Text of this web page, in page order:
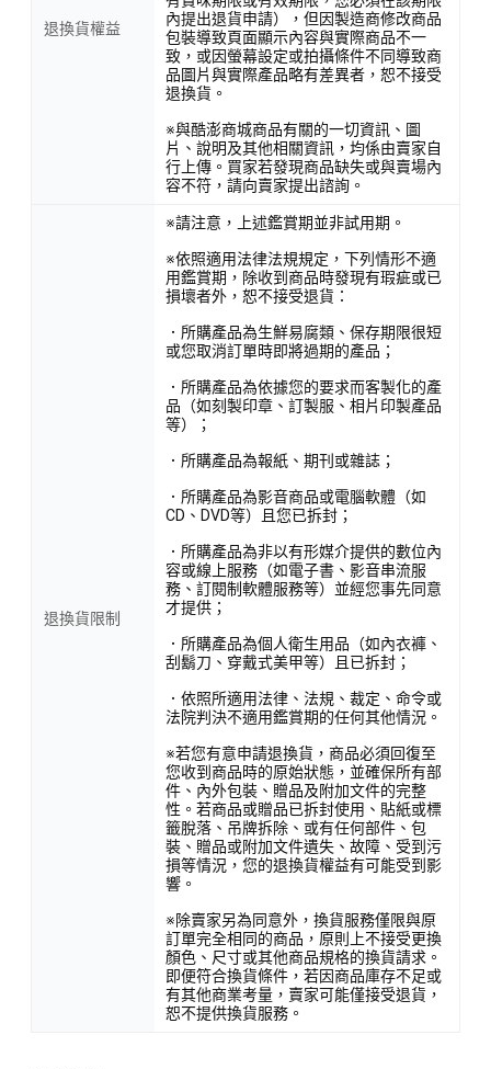
退換貨權益
內提出退貨申請），但因製造商修改商品
包裝導致頁面顯示內容與實際商品不一
致，或因螢幕設定或拍攝條件不同導致商
品圖片與實際產品略有差異者，恕不接受
退換貨。
※與酷澎商城商品有關的一切資訊、圖
片、說明及其他相關資訊，均係由賣家自
行上傳。買家若發現商品缺失或與賣場內
容不符，請向賣家提出諮詢。
退換貨限制
※請注意，上述鑑賞期並非試用期。
※依照適用法律法規規定，下列情形不適
用鑑賞期，除收到商品時發現有瑕疵或已
損壞者外，恕不接受退貨：
．所購產品為生鮮易腐類、保存期限很短
或您取消訂單時即將過期的產品；
．所購產品為依據您的要求而客製化的產
品（如刻製印章、訂製服、相片印製產品
等）；
．所購產品為報紙、期刊或雜誌；
．所購產品為影音商品或電腦軟體（如
CD、DVD等）且您已拆封；
．所購產品為非以有形媒介提供的數位內
容或線上服務（如電子書、影音串流服
務、訂閱制軟體服務等）並經您事先同意
才提供；
．所購產品為個人衛生用品（如內衣褲、
刮鬍刀、穿戴式美甲等）且已拆封；
．依照所適用法律、法規、裁定、命令或
法院判決不適用鑑賞期的任何其他情況。
※若您有意申請退換貨，商品必須回復至
您收到商品時的原始狀態，並確保所有部
件、內外包裝、贈品及附加文件的完整
性。若商品或贈品已拆封使用、貼紙或標
籤脫落、吊牌拆除、或有任何部件、包
裝、贈品或附加文件遺失、故障、受到污
損等情況，您的退換貨權益有可能受到影
響。
※除賣家另為同意外，換貨服務僅限與原
訂單完全相同的商品，原則上不接受更換
顏色、尺寸或其他商品規格的換貨請求。
即便符合換貨條件，若因商品庫存不足或
有其他商業考量，賣家可能僅接受退貨，
恕不提供換貨服務。